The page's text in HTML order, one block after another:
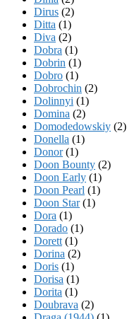
Dirus (2)
Ditta (1)
Diva (2)
Dobra (1)
Dobrin (1)
Dobro (1)
Dobrochin (2)
Dolinnyi (1)
Domina (2)
Domodedowskiy (2)
Donella (1)
Donor(1)
Doon Bounty (2)
Doon Early (1)
Doon Pearl (1)
Doon Star(1)
Dora (1)
Dorado (1)
Dorett (1)
Dorina (2)
Doris (1)
Dorisa (1)
Dorita (1)
Doubrava (2)